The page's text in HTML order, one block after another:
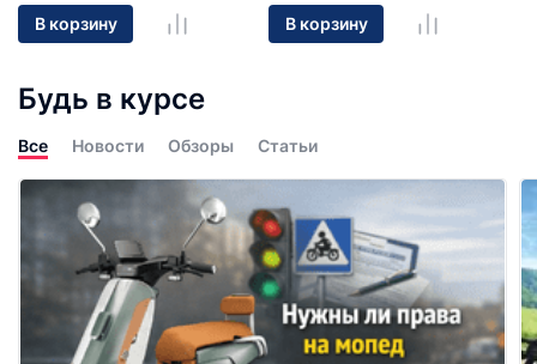
В корзину В корзину
Будь в курсе
Все Новости Обзоры Статьи